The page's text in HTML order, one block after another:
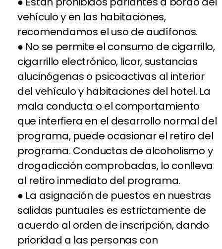
vehículo y en las habitaciones,
recomendamos el uso de audífonos.
● No se permite el consumo de cigarrillo,
cigarrillo electrónico, licor, sustancias
alucinógenas o psicoactivas al interior
del vehículo y habitaciones del hotel. La
mala conducta o el comportamiento
que interfiera en el desarrollo normal del
programa, puede ocasionar el retiro del
programa. Conductas de alcoholismo y
drogadicción comprobadas, lo conlleva
al retiro inmediato del programa.
● La asignación de puestos en nuestras
salidas puntuales es estrictamente de
acuerdo al orden de inscripción, dando
prioridad a las personas con